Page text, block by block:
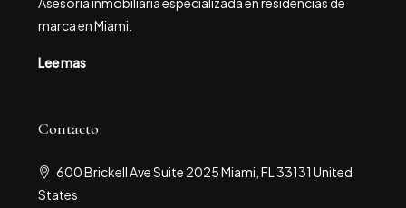
marca en Miami.
Lee mas
Contacto
600 Brickell Ave Suite 2025 Miami, FL 33131 United
States